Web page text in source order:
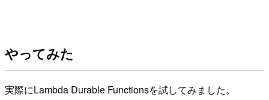
やってみた
実際にLambda Durable Functionsを試してみました。